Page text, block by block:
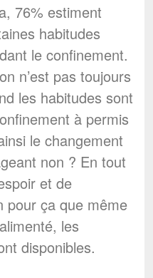
76% estiment
habitudes
le confinement.
n’est pas toujours
les habitudes sont
à permis
le changement
non ? En tout
et de
pour ça que même
les
disponibles.